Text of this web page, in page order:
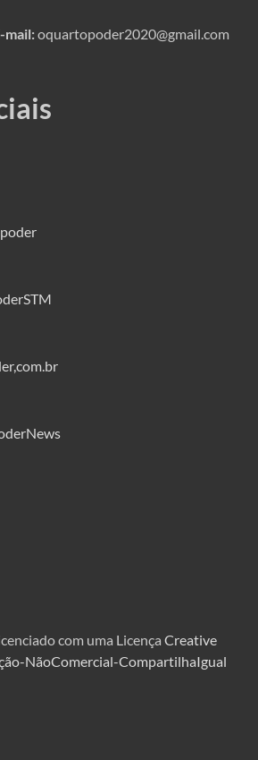
mail:oquartopoder2020@gmail.com
com uma Licença Creative
NãoComercial-CompartilhaIgual